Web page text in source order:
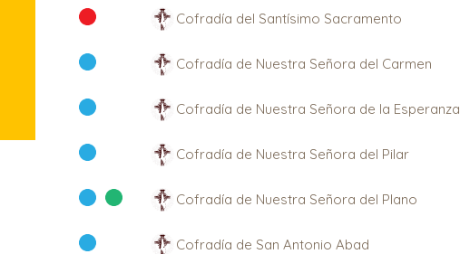
Cofradía del Santísimo Sacramento
Cofradía de Nuestra Señora del Carmen
Cofradía de Nuestra Señora de la Esperanza
Cofradía de Nuestra Señora del Pilar
Cofradía de Nuestra Señora del Plano
Cofradía de San Antonio Abad